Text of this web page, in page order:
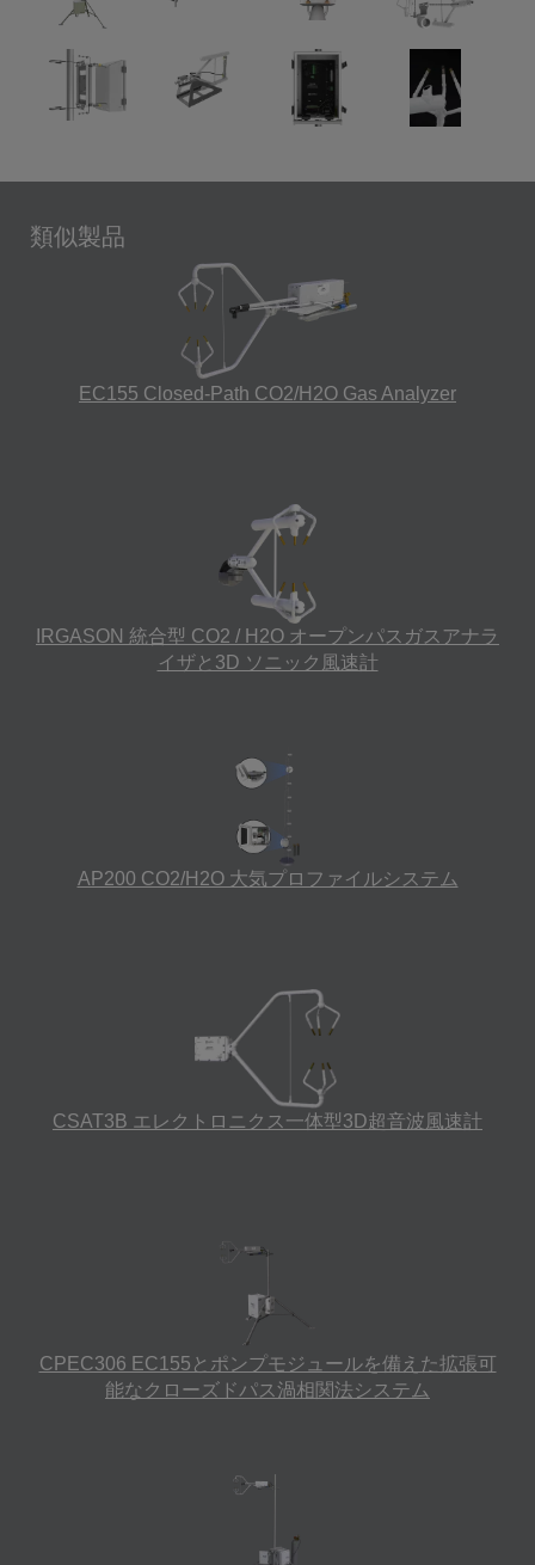
類似製品
EC155 Closed-Path CO2/H2O Gas Analyzer
IRGASON 統合型 CO2 / H2O オープンパスガスアナラ
イザと3D ソニック風速計
AP200 CO2/H2O 大気プロファイルシステム
CSAT3B エレクトロニクス一体型3D超音波風速計
CPEC306 EC155とポンプモジュールを備えた拡張可
能なクローズドパス渦相関法システム